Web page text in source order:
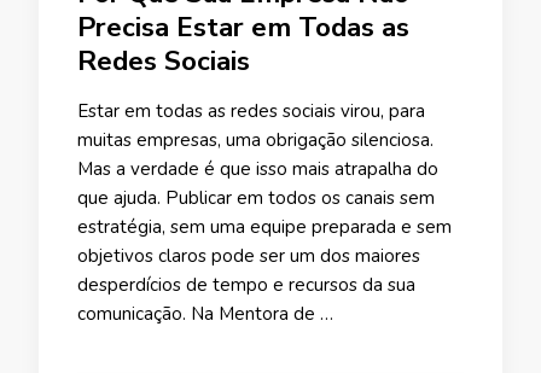
Precisa Estar em Todas as
Redes Sociais
Estar em todas as redes sociais virou, para
muitas empresas, uma obrigação silenciosa.
Mas a verdade é que isso mais atrapalha do
que ajuda. Publicar em todos os canais sem
estratégia, sem uma equipe preparada e sem
objetivos claros pode ser um dos maiores
desperdícios de tempo e recursos da sua
comunicação. Na Mentora de …